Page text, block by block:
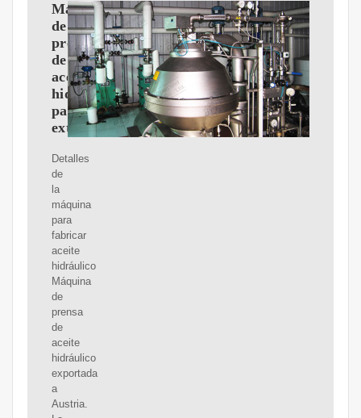
Máquina
de
prensa
de
aceite
hidráulico
para
extracción
Detalles
de
la
máquina
para
fabricar
aceite
hidráulico
Máquina
de
prensa
de
aceite
hidráulico
exportada
a
Austria.